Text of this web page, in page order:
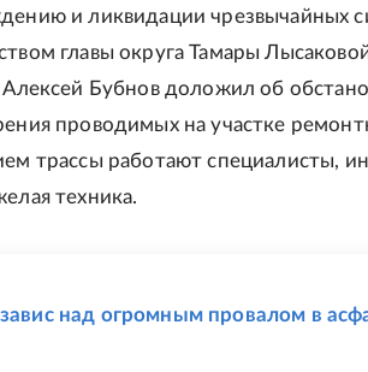
и ликвидации чрезвычайных
главы округа Тамары
Бубнов доложил об
проводимых на участке
трассы работают специалисты,
техника.
над огромным провалом в